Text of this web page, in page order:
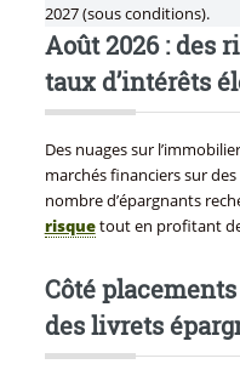
2027 (sous conditions).
Août 2026 : des
taux d’intérêts
Des nuages sur
marchés financiers sur
nombre d’épargnants
risquetout en profitant
Côté
des livrets